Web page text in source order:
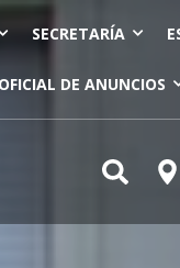
SECRETARÍA
DE ANUNCIOS